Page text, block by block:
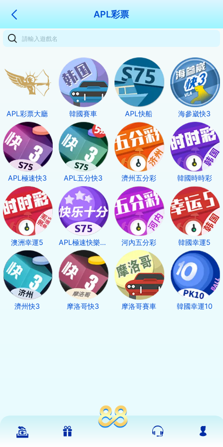
APL彩票
APL彩票大廳 韓國賽車 APL快船 海參崴快3
APL極速快3 APL五分快3 濟州五分彩 韓國時時彩
澳洲幸運5 APL極速快樂十分 河內五分彩 韓國幸運5
濟州快3 摩洛哥快3 摩洛哥賽車 韓國幸運10